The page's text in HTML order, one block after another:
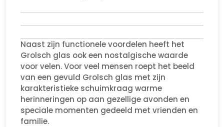
Naast zijn functionele voordelen heeft het
Grolsch glas ook een nostalgische waarde
voor velen. Voor veel mensen roept het beeld
van een gevuld Grolsch glas met zijn
karakteristieke schuimkraag warme
herinneringen op aan gezellige avonden en
speciale momenten gedeeld met vrienden en
familie.